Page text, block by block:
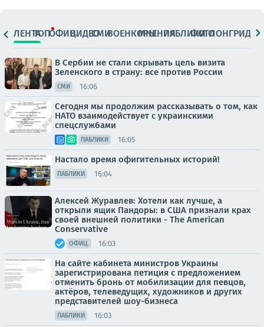
ЛЕНТАТОПОФИЦ.ВИДЕОСМИВОЕНКОРЫМНЕНИЯПАБЛИКИ
ФОТОЛОНГРИДЫ
В Сербии не стали скрывать цель визита
Зеленского в страну: все против России
СМИ 16:06
Сегодня мы продолжим рассказывать о том, как
НАТО взаимодействует с украинскими
спецслужбами
ПАБЛИКИ 16:05
Настало время офигительных историй!
ПАБЛИКИ 16:04
Алексей Журавлев: Хотели как лучше, а
открыли ящик Пандоры: в США признали крах
своей внешней политики - The American
Conservative
ОФИЦ. 16:03
На сайте кабинета министров Украины
зарегистрирована петиция с предложением
отменить бронь от мобилизации для певцов,
актёров, телеведущих, художников и других
представителей шоу-бизнеса
ПАБЛИКИ 16:03